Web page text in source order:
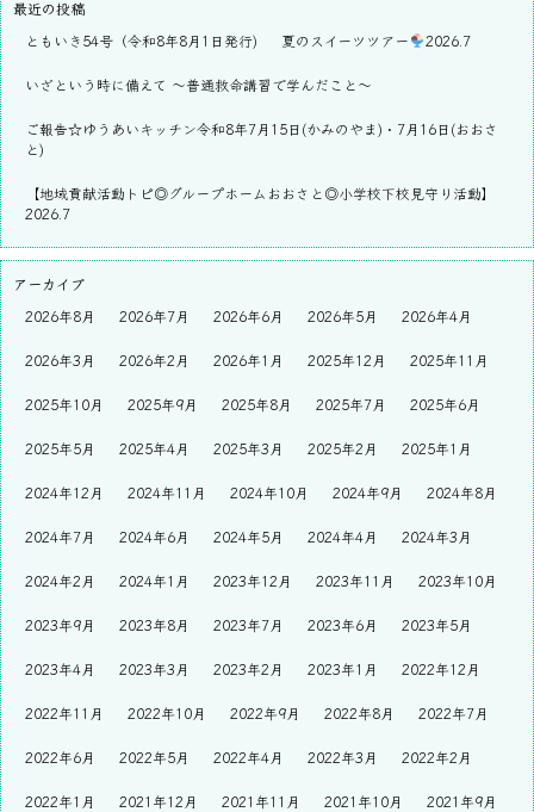
最近の投稿
ともいき54号（令和8年8月1日発行)
夏のスイーツツアー 2026.7
いざという時に備えて ～普通救命講習で学んだこと～
ご報告☆ゆうあいキッチン令和8年7月15日(かみのやま)・7月16日(おおさ
と)
【地域貢献活動トピ◎グループホームおおさと◎小学校下校見守り活動】
2026.7
アーカイブ
2026年8月
2026年7月 2026年6月 2026年5月 2026年4月
2026年3月 2026年2月 2026年1月 2025年12月 2025年11月
2025年10月 2025年9月 2025年8月 2025年7月 2025年6月
2025年5月 2025年4月 2025年3月 2025年2月 2025年1月
2024年12月 2024年11月 2024年10月 2024年9月 2024年8月
2024年7月 2024年6月 2024年5月 2024年4月 2024年3月
2024年2月 2024年1月 2023年12月 2023年11月 2023年10月
2023年9月 2023年8月 2023年7月 2023年6月 2023年5月
2023年4月 2023年3月 2023年2月 2023年1月 2022年12月
2022年11月 2022年10月 2022年9月 2022年8月 2022年7月
2022年6月 2022年5月 2022年4月 2022年3月 2022年2月
2022年1月 2021年12月 2021年11月 2021年10月 2021年9月